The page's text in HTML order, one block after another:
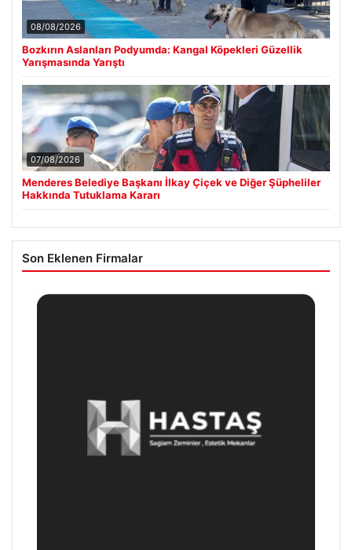
08/08/2026
Bozkırın Aslanları Podyumda: Kangal Köpekleri Güzellik
Yarışmasında Yarıştı
07/08/2026
Menderes Belediye Başkanı İlkay Çiçek ve Diğer Şüpheliler
Hakkında Tutuklama Kararı
Son Eklenen Firmalar